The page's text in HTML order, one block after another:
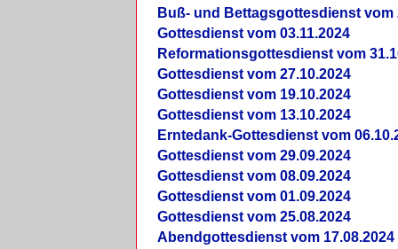
Buß- und Bettagsgottesdienst vom
Gottesdienst vom 03.11.2024
Reformationsgottesdienst vom
Gottesdienst vom 27.10.2024
Gottesdienst vom 19.10.2024
Gottesdienst vom 13.10.2024
Erntedank-Gottesdienst vom
Gottesdienst vom 29.09.2024
Gottesdienst vom 08.09.2024
Gottesdienst vom 01.09.2024
Gottesdienst vom 25.08.2024
Abendgottesdienst vom 17.08.2024